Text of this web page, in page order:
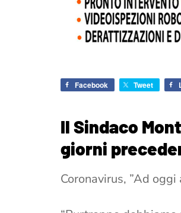
Facebook Tweet
Il Sindaco
giorni
Coronavirus, ”Ad